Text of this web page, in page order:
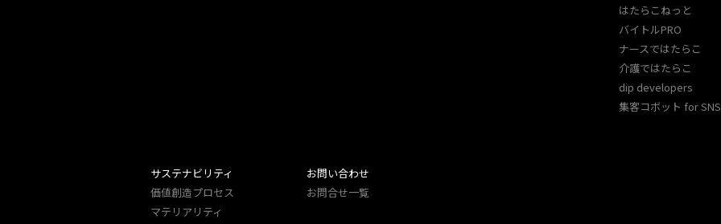
はたらこねっと
バイトルPRO
ナースではたらこ
介護ではたらこ
dip developers
集客コボット for
サステナビリティ
価値創造プロセス
マテリアリティ
お問い合わせ
お問合せ一覧